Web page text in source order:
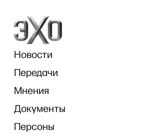
Новости
Передачи
Мнения
Документы
Персоны